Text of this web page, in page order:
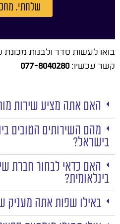
שלחתי.
בואו לעשות סדר ולבנות
קשר עכשיו:077-8040280
האם אתה מציע שירות
מהם השירותים הטובים
בישראל?
האם כדאי לבחור חברת
בינלאומית?
באילו שפות אתה מעניק